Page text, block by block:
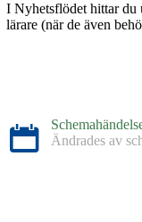
I Nyhetsflödet hittar du
lärare (när de även
Ändrades av